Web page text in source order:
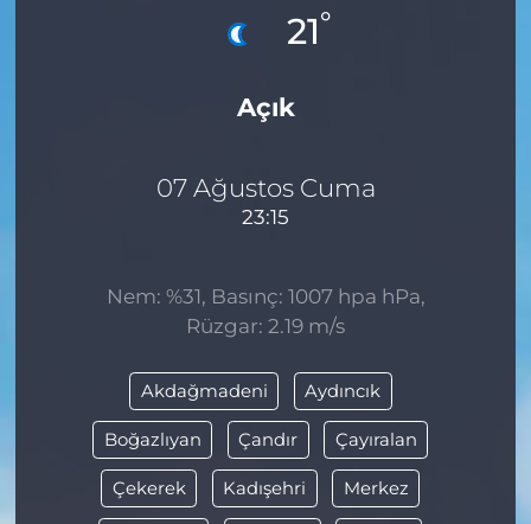
21°
Açık
07 Ağustos Cuma
23:15
Nem: %31, Basınç: 1007 hpa hPa,
Rüzgar: 2.19 m/s
Akdağmadeni Aydıncık
Boğazlıyan Çandır Çayıralan
Çekerek Kadışehri Merkez